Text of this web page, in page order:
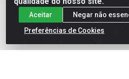
Aceitar
Negar não
Preferências de Cookies
Atef Distribuidora LTDA - Av.
Paulo/SP - CEP 03.032-000 -